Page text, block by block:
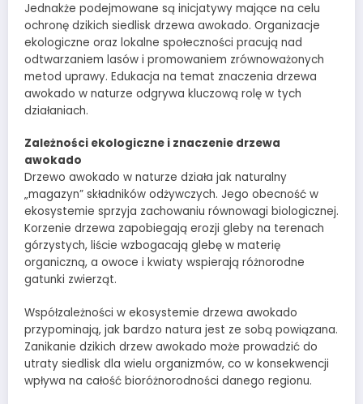
Jednakże podejmowane są inicjatywy mające na celu
ochronę dzikich siedlisk drzewa awokado. Organizacje
ekologiczne oraz lokalne społeczności pracują nad
odtwarzaniem lasów i promowaniem zrównoważonych
metod uprawy. Edukacja na temat znaczenia drzewa
awokado w naturze odgrywa kluczową rolę w tych
działaniach.
Zależności ekologiczne i znaczenie drzewa
awokado
Drzewo awokado w naturze działa jak naturalny
„magazyn” składników odżywczych. Jego obecność w
ekosystemie sprzyja zachowaniu równowagi biologicznej.
Korzenie drzewa zapobiegają erozji gleby na terenach
górzystych, liście wzbogacają glebę w materię
organiczną, a owoce i kwiaty wspierają różnorodne
gatunki zwierząt.
Współzależności w ekosystemie drzewa awokado
przypominają, jak bardzo natura jest ze sobą powiązana.
Zanikanie dzikich drzew awokado może prowadzić do
utraty siedlisk dla wielu organizmów, co w konsekwencji
wpływa na całość bioróżnorodności danego regionu.